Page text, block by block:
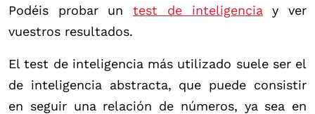
Podéis probar untest de inteligencia y ver
vuestros resultados.
El test de inteligencia más utilizado suele ser el
de inteligencia abstracta, que puede consistir
en seguir una relación de números, ya sea en